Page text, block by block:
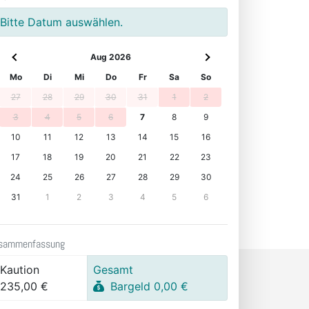
Bitte Datum auswählen.
Aug 2026
Mo
Di Mi Do Fr Sa
So
27
28 29 30 31 1
2
3
4 5 6 7 8
9
10
11 12 13 14 15
16
17
18 19 20 21 22
23
24
25 26 27 28 29
30
31
1 2 3 4 5 6
Kaution
235,00 €
Gesamt
Bargeld 0,00 €